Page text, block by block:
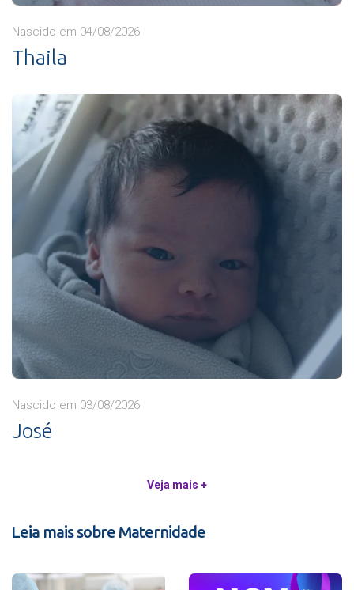
Nascido em 04/08/2026
Thaila
Nascido em 03/08/2026
José
Veja mais +
Leia mais sobre Maternidade